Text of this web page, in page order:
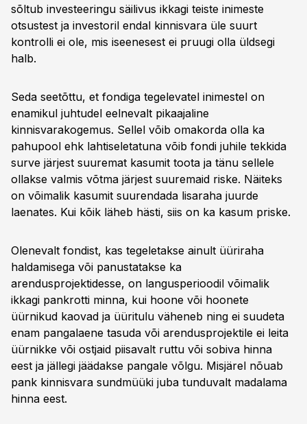
sõltub investeeringu säilivus ikkagi teiste inimeste
otsustest ja investoril endal kinnisvara üle suurt
kontrolli ei ole, mis iseenesest ei pruugi olla üldsegi
halb.
Seda seetõttu, et fondiga tegelevatel inimestel on
enamikul juhtudel eelnevalt pikaajaline
kinnisvarakogemus. Sellel võib omakorda olla ka
pahupool ehk lahtiseletatuna võib fondi juhile tekkida
surve järjest suuremat kasumit toota ja tänu sellele
ollakse valmis võtma järjest suuremaid riske. Näiteks
on võimalik kasumit suurendada lisaraha juurde
laenates. Kui kõik läheb hästi, siis on ka kasum priske.
Olenevalt fondist, kas tegeletakse ainult üüriraha
haldamisega või panustatakse ka
arendusprojektidesse, on langusperioodil võimalik
ikkagi pankrotti minna, kui hoone või hoonete
üürnikud kaovad ja üüritulu väheneb ning ei suudeta
enam pangalaene tasuda või arendusprojektile ei leita
üürnikke või ostjaid piisavalt ruttu või sobiva hinna
eest ja jällegi jäädakse pangale võlgu. Misjärel nõuab
pank kinnisvara sundmüüki juba tunduvalt madalama
hinna eest.